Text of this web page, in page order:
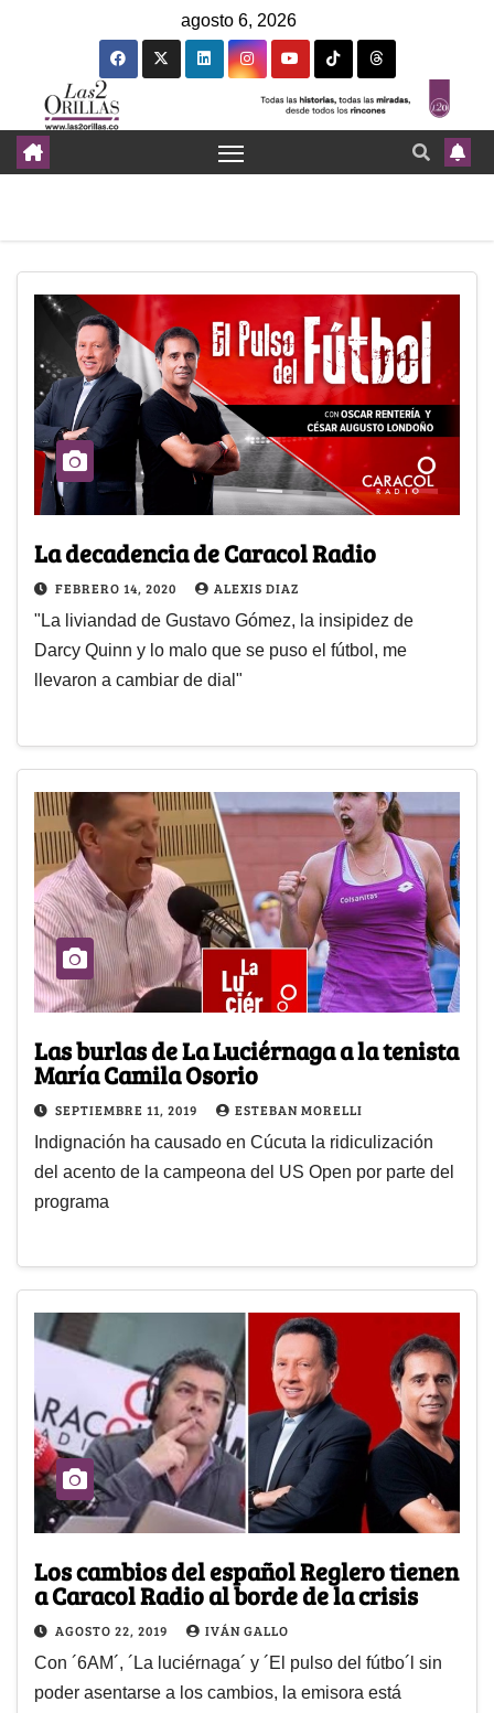
agosto 6, 2026
La decadencia de Caracol Radio
FEBRERO 14, 2020 ALEXIS DIAZ
"La liviandad de Gustavo Gómez, la insipidez de
Darcy Quinn y lo malo que se puso el fútbol, me
llevaron a cambiar de dial"
Las burlas de La Luciérnaga a la tenista
María Camila Osorio
SEPTIEMBRE 11, 2019 ESTEBAN MORELLI
Indignación ha causado en Cúcuta la ridiculización
del acento de la campeona del US Open por parte del
programa
Los cambios del español Reglero tienen
a Caracol Radio al borde de la crisis
AGOSTO 22, 2019 IVÁN GALLO
Con ´6AM´, ´La luciérnaga´ y ´El pulso del fútbo´l sin
poder asentarse a los cambios, la emisora está